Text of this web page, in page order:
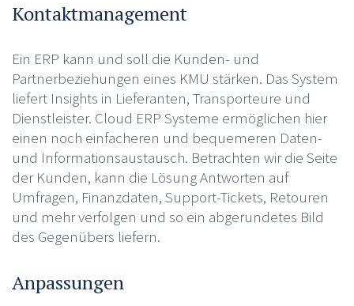
Kontaktmanagement
Ein ERP kann und soll die Kunden- und
Partnerbeziehungen eines KMU stärken. Das System
liefert Insights in Lieferanten, Transporteure und
Dienstleister. Cloud ERP Systeme ermöglichen hier
einen noch einfacheren und bequemeren Daten-
und Informationsaustausch. Betrachten wir die Seite
der Kunden, kann die Lösung Antworten auf
Umfragen, Finanzdaten, Support-Tickets, Retouren
und mehr verfolgen und so ein abgerundetes Bild
des Gegenübers liefern.
Anpassungen